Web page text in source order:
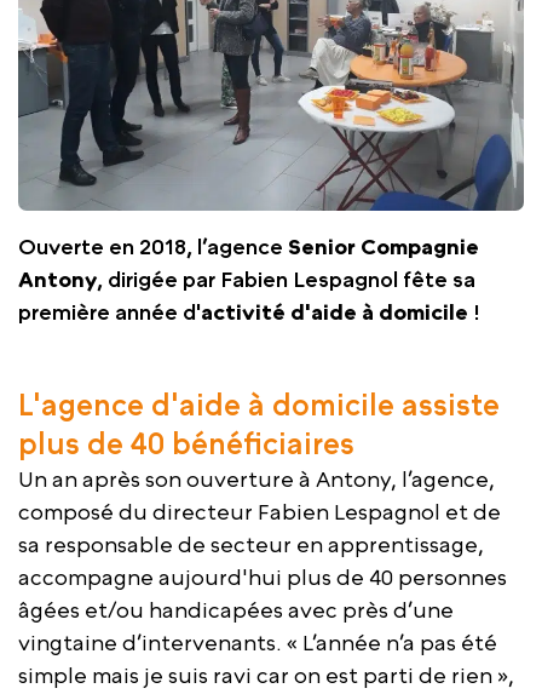
Ouverte en 2018, l’agence Senior Compagnie
Antony, dirigée par Fabien Lespagnol fête sa
première année d'activité d'aide à domicile !
L'agence d'aide à domicile assiste
plus de 40 bénéficiaires
Un an après son ouverture à Antony, l’agence,
composé du directeur Fabien Lespagnol et de
sa responsable de secteur en apprentissage,
accompagne aujourd'hui plus de 40 personnes
âgées et/ou handicapées avec près d’une
vingtaine d’intervenants. « L’année n’a pas été
simple mais je suis ravi car on est parti de rien »,